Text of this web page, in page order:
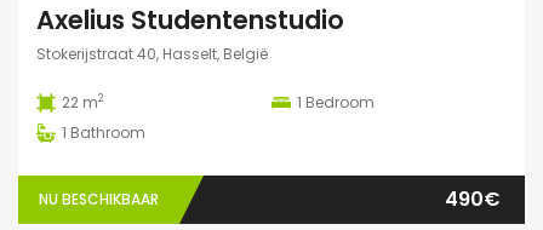
Axelius Studentenstudio
Stokerijstraat 40, Hasselt, België
22 m2 1 Bedroom
1 Bathroom
NU BESCHIKBAAR 490€